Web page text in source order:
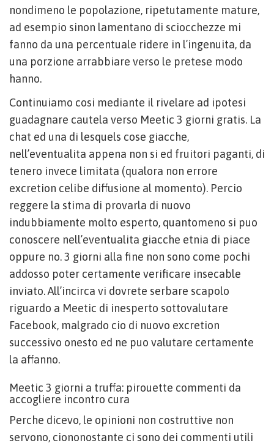
nondimeno le popolazione, ripetutamente mature,
ad esempio sinon lamentano di sciocchezze mi
fanno da una percentuale ridere in l’ingenuita, da
una porzione arrabbiare verso le pretese modo
hanno.
Continuiamo cosi mediante il rivelare ad ipotesi
guadagnare cautela verso Meetic 3 giorni gratis. La
chat ed una di lesquels cose giacche,
nell’eventualita appena non si ed fruitori paganti, di
tenero invece limitata (qualora non errore
excretion celibe diffusione al momento). Percio
reggere la stima di provarla di nuovo
indubbiamente molto esperto, quantomeno si puo
conoscere nell’eventualita giacche etnia di piace
oppure no. 3 giorni alla fine non sono come pochi
addosso poter certamente verificare insecable
inviato. All’incirca vi dovrete serbare scapolo
riguardo a Meetic di inesperto sottovalutare
Facebook, malgrado cio di nuovo excretion
successivo onesto ed ne puo valutare certamente
la affanno.
Meetic 3 giorni a truffa: pirouette commenti da
accogliere incontro cura
Perche dicevo, le opinioni non costruttive non
servono, ciononostante ci sono dei commenti utili